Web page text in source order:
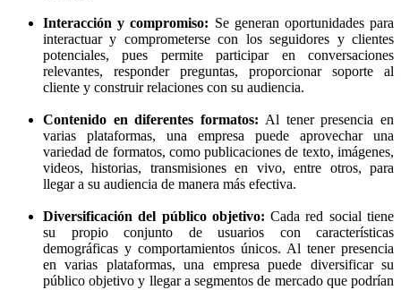
Interacción y compromiso: Se generan oportunidades para
interactuar y comprometerse con los seguidores y clientes
potenciales, pues permite participar en conversaciones
relevantes, responder preguntas, proporcionar soporte al
cliente y construir relaciones con su audiencia.
Contenido en diferentes formatos: Al tener presencia en
varias plataformas, una empresa puede aprovechar una
variedad de formatos, como publicaciones de texto, imágenes,
videos, historias, transmisiones en vivo, entre otros, para
llegar a su audiencia de manera más efectiva.
Diversificación del público objetivo: Cada red social tiene
su propio conjunto de usuarios con características
demográficas y comportamientos únicos. Al tener presencia
en varias plataformas, una empresa puede diversificar su
público objetivo y llegar a segmentos de mercado que podrían